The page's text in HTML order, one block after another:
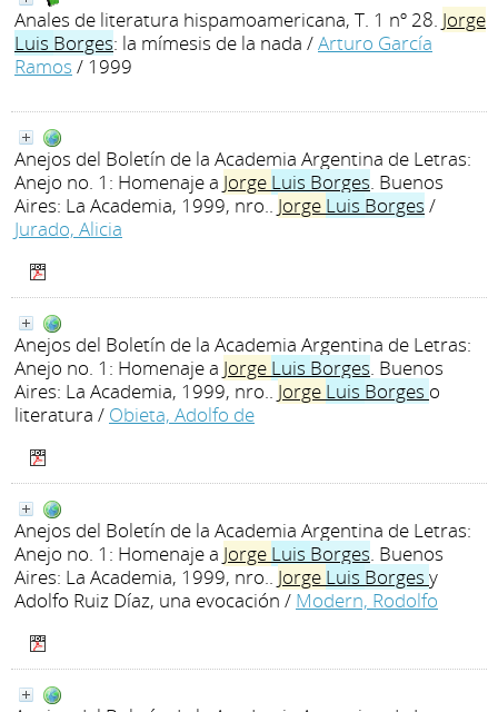
Anales de literatura hispamoamericana, T. 1 nº 28. Jorge
Luis Borges: la mímesis de la nada /Arturo García
Ramos / 1999
Anejos del Boletín de la Academia Argentina de Letras:
Anejo no. 1: Homenaje a Jorge Luis Borges. Buenos
Aires: La Academia, 1999, nro.. Jorge Luis Borges /
Jurado, Alicia
Anejos del Boletín de la Academia Argentina de Letras:
Anejo no. 1: Homenaje a Jorge Luis Borges. Buenos
Aires: La Academia, 1999, nro.. Jorge Luis Borges o
literatura / Obieta, Adolfo de
Anejos del Boletín de la Academia Argentina de Letras:
Anejo no. 1: Homenaje a Jorge Luis Borges. Buenos
Aires: La Academia, 1999, nro.. Jorge Luis Borges y
Adolfo Ruiz Díaz, una evocación / Modern, Rodolfo